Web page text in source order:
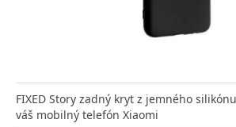
FIXED Story zadný kryt z jemného
váš mobilný telefón Xiaomi